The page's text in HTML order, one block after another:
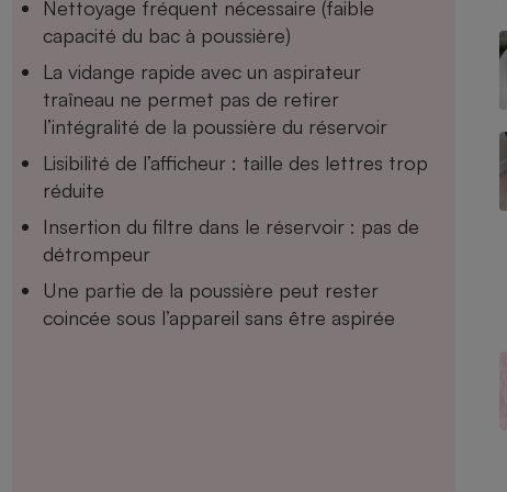
Nettoyage fréquent nécessaire (faible
capacité du bac à poussière)
La vidange rapide avec un aspirateur
traîneau ne permet pas de retirer
l’intégralité de la poussière du réservoir
Lisibilité de l’afficheur : taille des lettres trop
réduite
Insertion du filtre dans le réservoir : pas de
détrompeur
Une partie de la poussière peut rester
coincée sous l’appareil sans être aspirée
Foie gras
- Comment choisir une
de champagne
Assurance vie
en ligne
- Ustensile
Aide auditive